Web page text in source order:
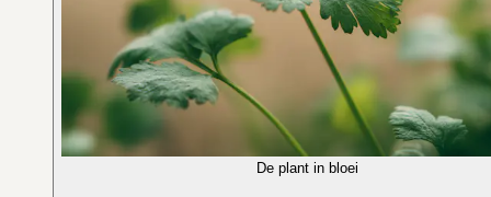
De plant in bloei